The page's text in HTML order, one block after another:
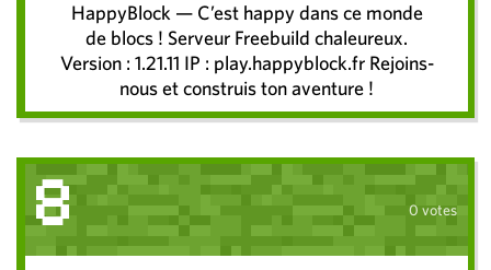
HappyBlock — C’est happy dans ce monde
de blocs ! Serveur Freebuild chaleureux.
Version : 1.21.11 IP : play.happyblock.fr Rejoins-
nous et construis ton aventure !
8 0 votes